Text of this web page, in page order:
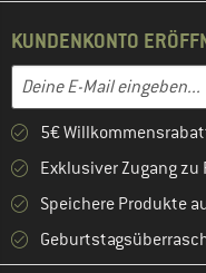
KUNDENKONTO
E-Mail-Adresse
Gib hier deine E-Mail-
5€
Exklusiver Zugang
Speichere Produkte